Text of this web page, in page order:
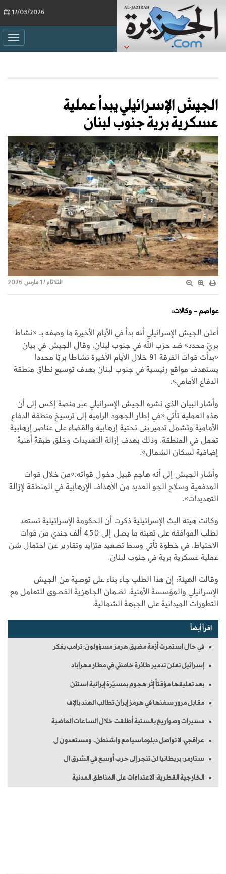
الجيش الإسرائيلي يبدأ عملية
عسكرية برية جنوب لبنان
الثلاثاء 17 مارس 2026
عواصم - وكالات:
أعلن الجيش الإسرائيلي أنه بدأ في الأيام الأخيرة ما وصفه بـ «نشاط
بريّ محدد» ضد حزب الله في جنوب لبنان، وقال الجيش في بيان
«بدأت قوات الفرقة 91 خلال الأيام الأخيرة نشاطا بريّا محددا
يستهدف مواقع رئيسية في جنوب لبنان بهدف توسيع نطاق منطقة
الدفاع الأمامي».
وأشار البيان الذي نشره الجيش الإسرائيلي عبر منصة إكس إلى أن
هذه العملية تأتي «في إطار الجهود الرامية إلى ترسيخ منطقة الدفاع
الأمامية وتشمل تدمير بنى تحتية إرهابية والقضاء على عناصر إرهابية
تعمل في المنطقة، وذلك بهدف إزالة التهديدات وخلق طبقة أمنية
إضافية لسكان الشمال».
وأشار الجيش إلى أنه هاجم قبيل دخول قواته،»من خلال قوات
المدفعية وسلاح الجو العديد من الأهداف الإرهابية في المنطقة لإزالة
التهديدات».
وكانت هيئة البث الإسرائيلية ذكرت أن الحكومة الإسرائيلية تستعد
لطلب الموافقة على تعبئة ما يصل إلى 450 ألف جندي من قوات
الاحتياط، في خطوة تأتي وسط تصعيد متزايد وتقارير عن احتمال شن
عملية عسكرية برية في جنوب لبنان.
وقالت الهيئة: إن هذا الطلب جاء بناء على توصية من الجيش
الإسرائيلي والمؤسسة الأمنية، لضمان الجاهزية القصوى للتعامل مع
التطورات الميدانية على الجبهة الشمالية.
اقرأ أيضاً
في حال استمرت أزمة مضيق هرمز مسؤولون: ترامب يفكر
إسرائيل تعلن تدمير طائرة خامنئي في مطار مهرآباد
بعد تعليقها مؤقتاً إثر هجوم بمسيّرة إيرانية استئن
مقابل مرور سفنها في هرمز إيران تطالب الهند بالإف
مسيرات وصواريخ بالستية أطلقت خلال الساعات الماضية
عراقجي: لا تواصل دبلوماسيا مع واشنطن.. ومستعدون ل
ستارمر: بريطانيا لن تنجر إلى حرب أوسع في الشرق ال
الخارجية القطرية: الاعتداءات على المناطق المدنية